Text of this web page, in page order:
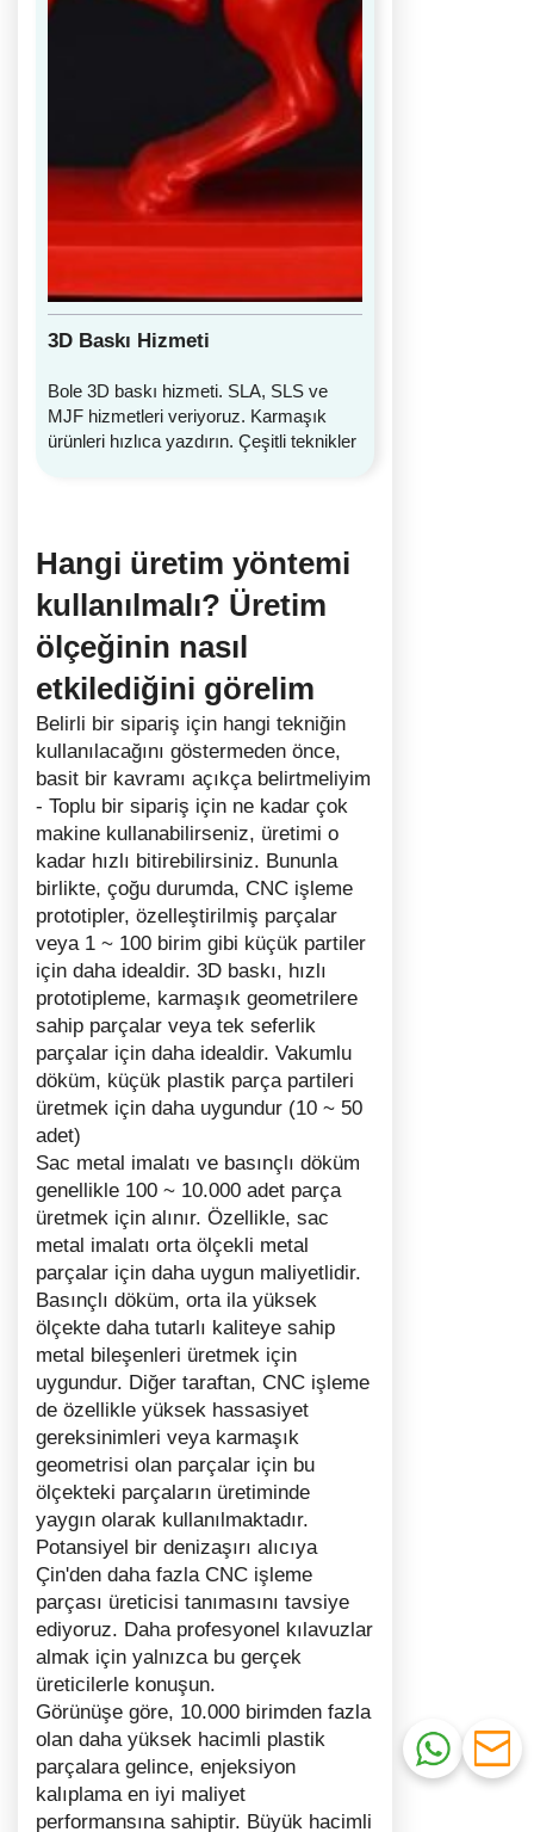
3D Baskı Hizmeti
Bole 3D baskı hizmeti. SLA, SLS ve
MJF hizmetleri veriyoruz. Karmaşık
ürünleri hızlıca yazdırın. Çeşitli teknikler
Hangi üretim yöntemi
kullanılmalı? Üretim
ölçeğinin nasıl
etkilediğini görelim
Belirli bir sipariş için hangi tekniğin
kullanılacağını göstermeden önce,
basit bir kavramı açıkça belirtmeliyim
- Toplu bir sipariş için ne kadar çok
makine kullanabilirseniz, üretimi o
kadar hızlı bitirebilirsiniz. Bununla
birlikte, çoğu durumda, CNC işleme
prototipler, özelleştirilmiş parçalar
veya 1 ~ 100 birim gibi küçük partiler
için daha idealdir. 3D baskı, hızlı
prototipleme, karmaşık geometrilere
sahip parçalar veya tek seferlik
parçalar için daha idealdir. Vakumlu
döküm, küçük plastik parça partileri
üretmek için daha uygundur (10 ~ 50
adet)
Sac metal imalatı ve basınçlı döküm
genellikle 100 ~ 10.000 adet parça
üretmek için alınır. Özellikle, sac
metal imalatı orta ölçekli metal
parçalar için daha uygun maliyetlidir.
Basınçlı döküm, orta ila yüksek
ölçekte daha tutarlı kaliteye sahip
metal bileşenleri üretmek için
uygundur. Diğer taraftan, CNC işleme
de özellikle yüksek hassasiyet
gereksinimleri veya karmaşık
geometrisi olan parçalar için bu
ölçekteki parçaların üretiminde
yaygın olarak kullanılmaktadır.
Potansiyel bir denizaşırı alıcıya
Çin'den daha fazla CNC işleme
parçası üreticisi tanımasını tavsiye
ediyoruz. Daha profesyonel kılavuzlar
almak için yalnızca bu gerçek
üreticilerle konuşun.
Görünüşe göre, 10.000 birimden fazla
olan daha yüksek hacimli plastik
parçalara gelince, enjeksiyon
kalıplama en iyi maliyet
performansına sahiptir. Büyük hacimli